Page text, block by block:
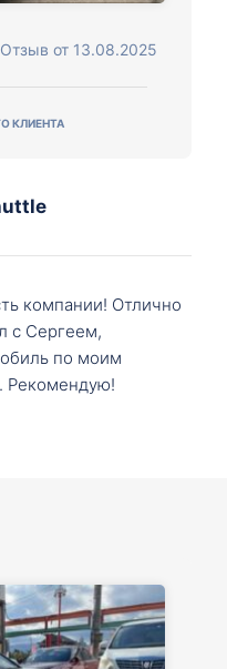
от 13.08.2025
КЛИЕНТА
компании! Отлично
с Сергеем,
по моим
Рекомендую!